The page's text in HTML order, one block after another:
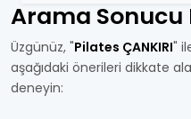
Arama Sonucu
Üzgünüz, "Pilates ÇANKIRI"
aşağıdaki önerileri dikkate
deneyin: